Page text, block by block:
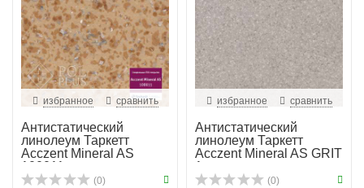
избранное сравнить
Антистатический
линолеум Таркетт
Acczent Mineral AS
100011
(0)
избранное сравнить
Антистатический
линолеум Таркетт
Acczent Mineral AS GRIT
1
(0)